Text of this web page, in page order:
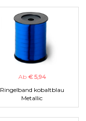
Ab € 5,94
Ringelband kobaltblau
Metallic